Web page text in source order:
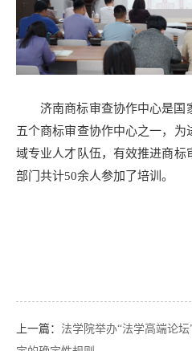
济南商标审查协作中心是国
五个商标审查协作中心之一，为
域专业人才队伍，有效推进商标
部门共计50余人参加了培训。
上一篇： 法学院举办“法学高端论